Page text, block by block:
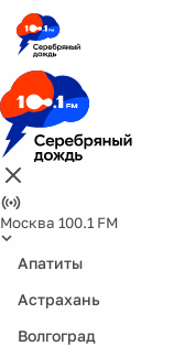
Москва 100.1 FM
Апатиты
Астрахань
Волгоград